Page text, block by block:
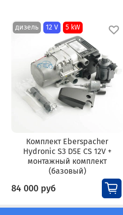
дизель 12 V 5 kW
Комплект Eberspacher
Hydronic S3 D5E CS 12V +
монтажный комплект
(базовый)
84 000 руб